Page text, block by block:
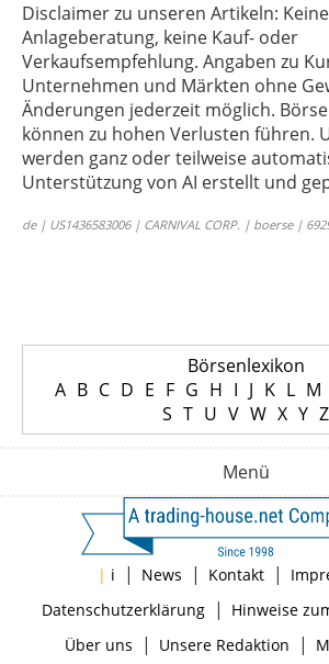
Disclaimer zu unseren Artikeln: Keine
Anlageberatung, keine Kauf- oder
Verkaufsempfehlung. Angaben zu
Unternehmen und Märkten ohne
Änderungen jederzeit möglich.
können zu hohen Verlusten führen.
werden ganz oder teilweise
Unterstützung von AI erstellt und
de | US1436583006 | CARNIVAL CORP. | boerse |
Börsenlexikon
A B C D E F G H I J K L M
S T U V W X Y Z
Menü
| i | News | Kontakt |
Datenschutzerklärung| Hinweise
Über uns | Unsere Redaktion |